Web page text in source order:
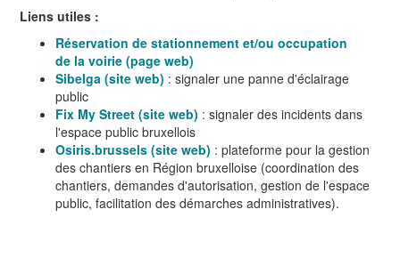
Liens utiles :
Réservation de stationnement et/ou occupation
de la voirie (page web)
Sibelga (site web) : signaler une panne d'éclairage
public
Fix My Street (site web) : signaler des incidents dans
l'espace public bruxellois
Osiris.brussels (site web) : plateforme pour la gestion
des chantiers en Région bruxelloise (coordination des
chantiers, demandes d'autorisation, gestion de l'espace
public, facilitation des démarches administratives).